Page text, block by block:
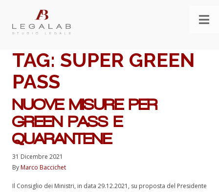
TAG: SUPER GREEN
PASS
NUOVE MISURE PER
GREEN PASS E
QUARANTENE
31 Dicembre 2021
ByMarco Baccichet
Il Consiglio dei Ministri, in data 29.12.2021, su proposta del Presidente